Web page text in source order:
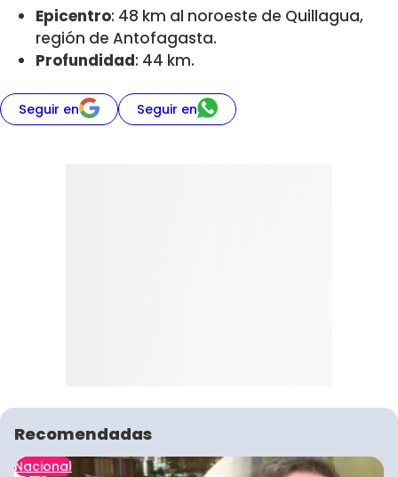
Epicentro: 48 km al noroeste de Quillagua,
región de Antofagasta.
Profundidad: 44 km.
Seguir en Seguir en
Recomendadas
Nacional